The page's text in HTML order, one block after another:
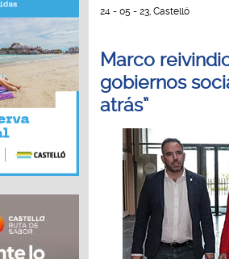
24 - 05 - 23, Castelló
Marco
gobiernos
atrás”